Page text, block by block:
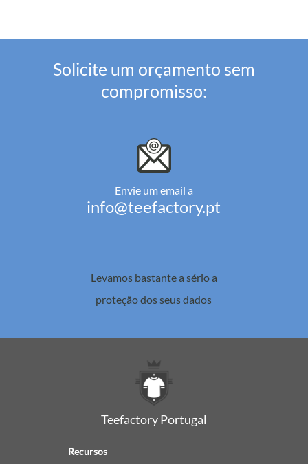
Solicite um orçamento sem
compromisso:
Envie um email a
info@teefactory.pt
Levamos bastante a sério a
proteção dos seus dados
Teefactory Portugal
Recursos